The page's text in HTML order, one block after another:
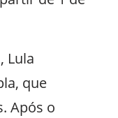
Lula
que
Após o